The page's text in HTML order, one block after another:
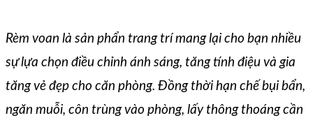
Rèm voan là sản phẩn trang trí mang lại cho bạn nhiều
sự lựa chọn điều chỉnh ánh sáng, tăng tính điệu và gia
tăng vẻ đẹp cho căn phòng. Đồng thời hạn chế bụi bẩn,
ngăn muỗi, côn trùng vào phòng, lấy thông thoáng cần